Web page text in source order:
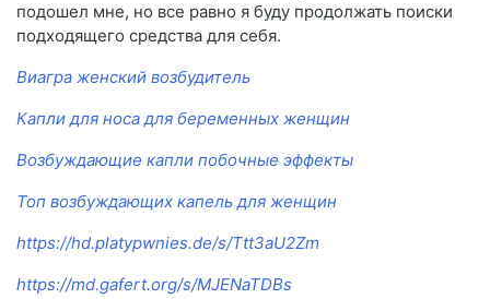
подошел мне, но все равно я буду продолжать поиски
подходящего средства для себя.
Виагра женский возбудитель
Капли для носа для беременных женщин
Возбуждающие капли побочные эффекты
Топ возбуждающих капель для женщин
https://hd.platypwnies.de/s/Ttt3aU2Zm
https://md.gafert.org/s/MJENaTDBs